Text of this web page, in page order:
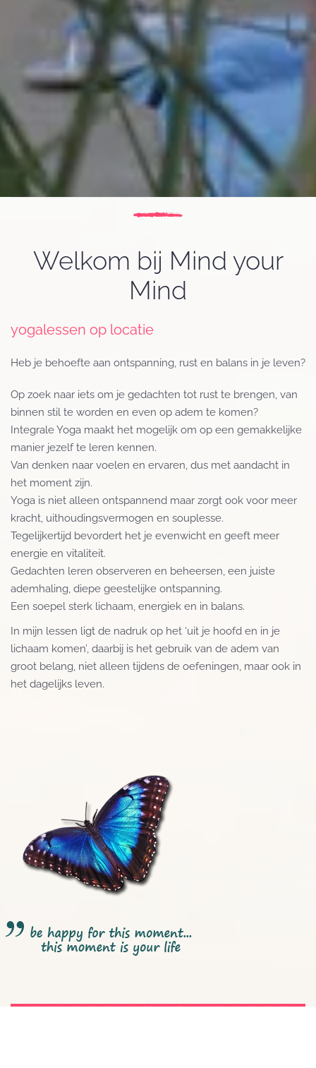
Welkom bij Mind your
Mind
yogalessen op locatie
Heb je behoefte aan ontspanning, rust en balans in je leven?
Op zoek naar iets om je gedachten tot rust te brengen, van
binnen stil te worden en even op adem te komen?
Integrale Yoga maakt het mogelijk om op een gemakkelijke
manier jezelf te leren kennen.
Van denken naar voelen en ervaren, dus met aandacht in
het moment zijn.
Yoga is niet alleen ontspannend maar zorgt ook voor meer
kracht, uithoudingsvermogen en souplesse.
Tegelijkertijd bevordert het je evenwicht en geeft meer
energie en vitaliteit.
Gedachten leren observeren en beheersen, een juiste
ademhaling, diepe geestelijke ontspanning.
Een soepel sterk lichaam, energiek en in balans.
In mijn lessen ligt de nadruk op het ‘uit je hoofd en in je
lichaam komen’, daarbij is het gebruik van de adem van
groot belang, niet alleen tijdens de oefeningen, maar ook in
het dagelijks leven.